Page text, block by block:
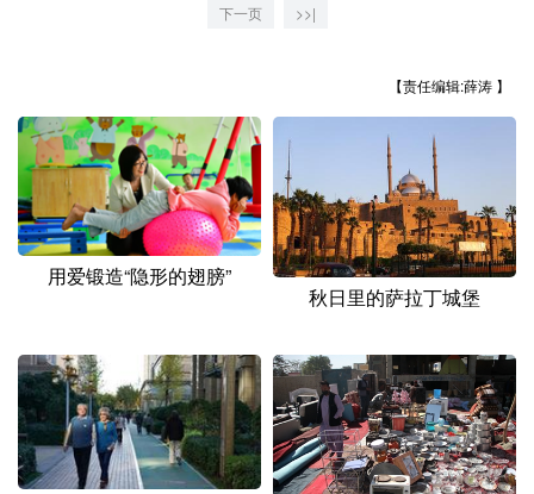
北京 天津
辽宁 吉林
浙江 安徽 福建 江西
山东 河南 湖北 湖南
四川 贵州 云南 西藏
陕西 甘肃 青海 宁夏
新疆 内蒙古 黑龙江
下一页
>>|
【责任编辑:薛涛 】
用爱锻造“隐形的翅膀”
秋日里的萨拉丁城堡